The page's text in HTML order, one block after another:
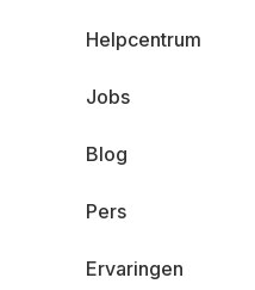
Helpcentrum
Jobs
Blog
Pers
Ervaringen